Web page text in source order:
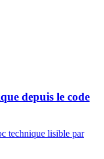
depuis le code
technique lisible par